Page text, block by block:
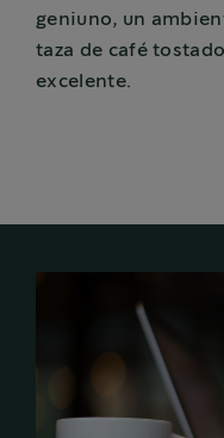
geniuno, un
taza de café
excelente.